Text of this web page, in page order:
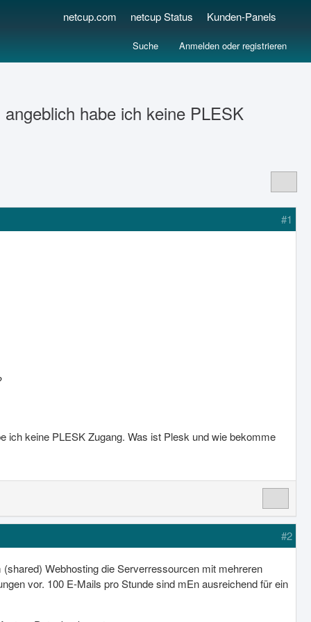
netcup.com netcup Status Kunden-Panels
Anmelden oder registrieren
Suche
habe ich keine PLESK
#1
ich keine PLESK Zugang. Was ist Plesk und wie bekomme
#2
Webhosting die Serverressourcen mit mehreren
vor. 100 E-Mails pro Stunde sind mEn ausreichend für ein